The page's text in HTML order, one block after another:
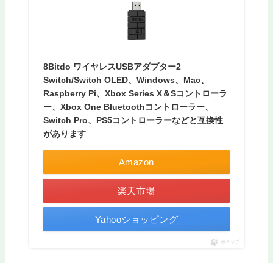
8Bitdo ワイヤレスUSBアダプター2
Switch/Switch OLED、Windows、Mac、
Raspberry Pi、Xbox Series X＆Sコントローラ
ー、Xbox One Bluetoothコントローラー、
Switch Pro、PS5コントローラーなどと互換性
があります
Amazon
楽天市場
Yahooショッピング
ポチップ